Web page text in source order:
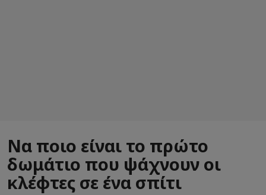
Να ποιο είναι το πρώτο
δωμάτιο που ψάχνουν οι
κλέφτες σε ένα σπίτι